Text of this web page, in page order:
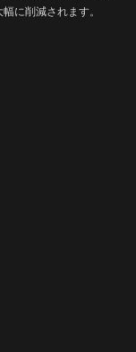
に削減されます。